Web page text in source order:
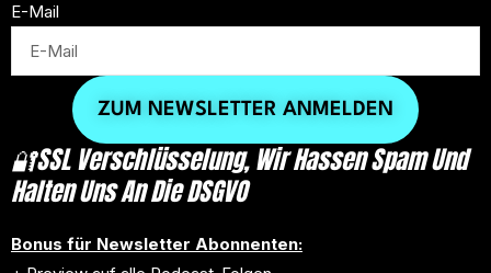
E-Mail
ZUM NEWSLETTER ANMELDEN
🔐SSL Verschlüsselung, Wir Hassen Spam Und
Halten Uns An Die DSGVO
Bonus für Newsletter Abonnenten: